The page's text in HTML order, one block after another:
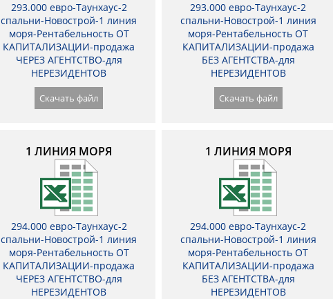
293.000 евро-Таунхаус-2
спальни-Новострой-1 линия
моря-Рентабельность ОТ
КАПИТАЛИЗАЦИИ-продажа
ЧЕРЕЗ АГЕНТСТВО-для
НЕРЕЗИДЕНТОВ
Скачать файл
293.000 евро-Таунхаус-2
спальни-Новострой-1 линия
моря-Рентабельность ОТ
КАПИТАЛИЗАЦИИ-продажа
БЕЗ АГЕНТСТВА-для
НЕРЕЗИДЕНТОВ
Скачать файл
1 ЛИНИЯ МОРЯ
294.000 евро-Таунхаус-2
спальни-Новострой-1 линия
моря-Рентабельность ОТ
КАПИТАЛИЗАЦИИ-продажа
ЧЕРЕЗ АГЕНТСТВО-для
НЕРЕЗИДЕНТОВ
1 ЛИНИЯ МОРЯ
294.000 евро-Таунхаус-2
спальни-Новострой-1 линия
моря-Рентабельность ОТ
КАПИТАЛИЗАЦИИ-продажа
БЕЗ АГЕНТСТВА-для
НЕРЕЗИДЕНТОВ